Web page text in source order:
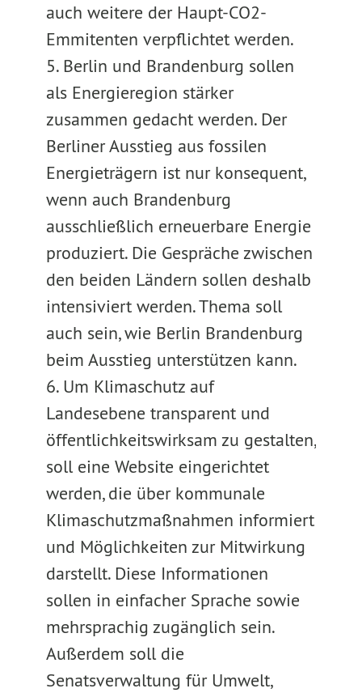
auch weitere der Haupt-CO2-
Emmitenten verpflichtet werden.
5. Berlin und Brandenburg sollen
als Energieregion stärker
zusammen gedacht werden. Der
Berliner Ausstieg aus fossilen
Energieträgern ist nur konsequent,
wenn auch Brandenburg
ausschließlich erneuerbare Energie
produziert. Die Gespräche zwischen
den beiden Ländern sollen deshalb
intensiviert werden. Thema soll
auch sein, wie Berlin Brandenburg
beim Ausstieg unterstützen kann.
6. Um Klimaschutz auf
Landesebene transparent und
öffentlichkeitswirksam zu gestalten,
soll eine Website eingerichtet
werden, die über kommunale
Klimaschutzmaßnahmen informiert
und Möglichkeiten zur Mitwirkung
darstellt. Diese Informationen
sollen in einfacher Sprache sowie
mehrsprachig zugänglich sein.
Außerdem soll die
Senatsverwaltung für Umwelt,